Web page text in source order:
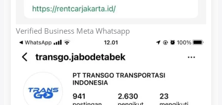
Verified Business Meta Whatsapp